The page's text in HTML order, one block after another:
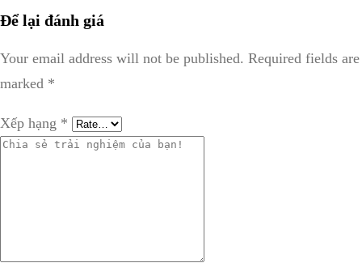
Để lại đánh giá
Your email address will not be published. Required fields are
marked *
Xếp hạng *